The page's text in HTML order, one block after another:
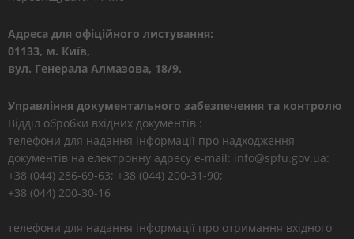
Адреса для офіційного листування:
01133, м. Київ,
вул. Генерала Алмазова, 18/9.
Управління документального забезпечення та контролю
Відділ обробки вхідних документів :
телефони для надання інформації про надходження
документів на електронну адресу e-mail: info@spfu.gov.ua:
+38 (044) 286-69-63; +38 (044) 200-31-90;
+38 (044) 200-30-16
телефони для надання інформації про отримання вхідного